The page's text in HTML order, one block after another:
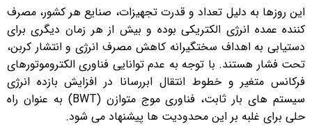
این روزها به دلیل تعداد و قدرت تجهیزات، صنایع هر کشور، مصرف
کننده عمده انرژی الکتریکی بوده و بیش از هر زمان دیگری برای
دستیابی به اهداف سختگیرانه کاهش مصرف انرژی و انتشار کربن،
تحت فشار هستند. با توجه به عدم توانایی فناوری الکتروموتورهای
فرکانس متغیر و خطوط انتقال ابررسانا در افزایش بازده انرژی
سیستم های بار ثابت، فناوری موج متوازن (BWT) به عنوان راه
حلی برای غلبه بر این محدودیت ها پیشنهاد می شود.